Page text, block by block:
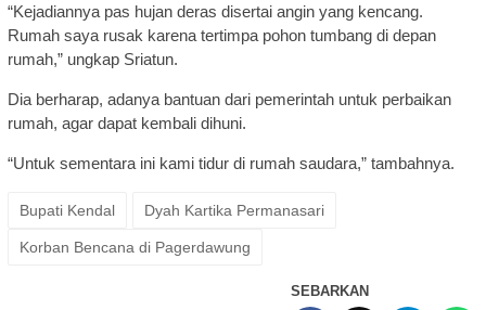
“Kejadiannya pas hujan deras disertai angin yang kencang.
Rumah saya rusak karena tertimpa pohon tumbang di depan
rumah,” ungkap Sriatun.
Dia berharap, adanya bantuan dari pemerintah untuk perbaikan
rumah, agar dapat kembali dihuni.
“Untuk sementara ini kami tidur di rumah saudara,” tambahnya.
Bupati Kendal Dyah Kartika Permanasari
Korban Bencana di Pagerdawung
SEBARKAN